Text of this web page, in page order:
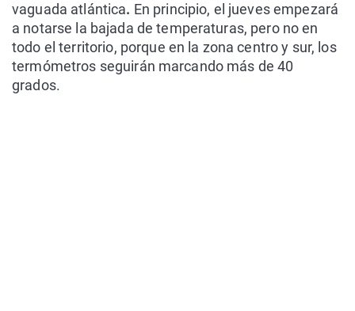
vaguada atlántica. En principio, el jueves empezará
a notarse la bajada de temperaturas, pero no en
todo el territorio, porque en la zona centro y sur, los
termómetros seguirán marcando más de 40
grados.